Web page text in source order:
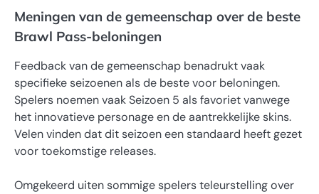
Meningen van de gemeenschap over de beste
Brawl Pass-beloningen
Feedback van de gemeenschap benadrukt vaak
specifieke seizoenen als de beste voor beloningen.
Spelers noemen vaak Seizoen 5 als favoriet vanwege
het innovatieve personage en de aantrekkelijke skins.
Velen vinden dat dit seizoen een standaard heeft gezet
voor toekomstige releases.
Omgekeerd uiten sommige spelers teleurstelling over